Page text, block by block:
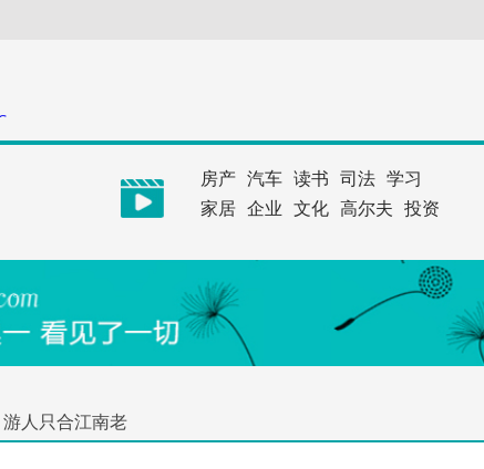
房产 汽车 读书 司法 学习
家居 企业 文化 高尔夫 投资
人只合江南老